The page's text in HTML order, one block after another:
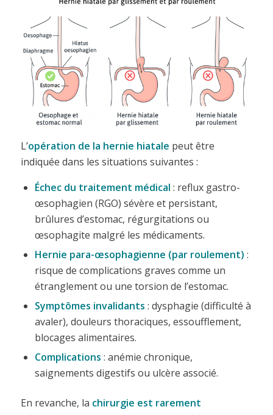
L’opération de la hernie hiatale peut être
indiquée dans les situations suivantes :
Échec du traitement médical : reflux gastro-
œsophagien (RGO) sévère et persistant,
brûlures d’estomac, régurgitations ou
œsophagite malgré les médicaments.
Hernie para-œsophagienne (par roulement) :
risque de complications graves comme un
étranglement ou une torsion de l’estomac.
Symptômes invalidants : dysphagie (difficulté à
avaler), douleurs thoraciques, essoufflement,
blocages alimentaires.
Complications : anémie chronique,
saignements digestifs ou ulcère associé.
En revanche, la chirurgie est rarement